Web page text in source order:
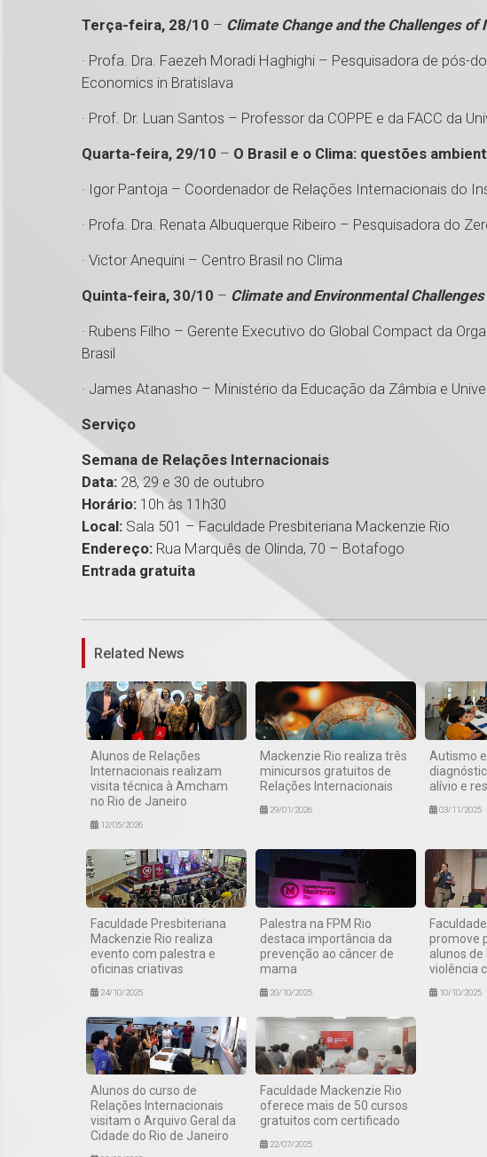
Terça-feira, 28/10 – Climate Change and the Challenges
· Profa. Dra. Faezeh Moradi Haghighi – Pesquisadora de pós-
Economics in Bratislava
· Prof. Dr. Luan Santos – Professor da COPPE e da FACC da
Quarta-feira, 29/10 – O Brasil e o Clima: questões
· Igor Pantoja – Coordenador de Relações Internacionais do
· Profa. Dra. Renata Albuquerque Ribeiro – Pesquisadora do
· Victor Anequini – Centro Brasil no Clima
Quinta-feira, 30/10 – Climate and Environmental
· Rubens Filho – Gerente Executivo do Global Compact da
Brasil
· James Atanasho – Ministério da Educação da Zâmbia e
Serviço
Semana de Relações Internacionais
Data: 28, 29 e 30 de outubro
Horário: 10h às 11h30
Local: Sala 501 – Faculdade Presbiteriana Mackenzie Rio
Endereço: Rua Marquês de Olinda, 70 – Botafogo
Entrada gratuita
Related News
Alunos de Relações
Internacionais realizam
visita técnica à Amcham
no Rio de Janeiro
12/05/2026
Mackenzie Rio realiza três
minicursos gratuitos de
Relações Internacionais
29/01/2026
Autismo
alívio e
03/11/2025
Faculdade Presbiteriana
Mackenzie Rio realiza
evento com palestra e
oficinas criativas
24/10/2025
Palestra na FPM Rio
destaca importância da
prevenção ao câncer de
mama
20/10/2025
promove
alunos de
violência
10/10/2025
Alunos do curso de
Relações Internacionais
visitam o Arquivo Geral da
Cidade do Rio de Janeiro
Faculdade Mackenzie Rio
oferece mais de 50 cursos
gratuitos com certificado
22/07/2025